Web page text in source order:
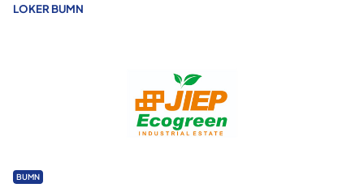
LOKER BUMN
BUMN